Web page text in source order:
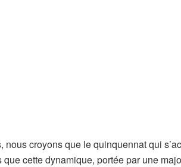
croyons que le quinquennat qui
cette dynamique, portée par une